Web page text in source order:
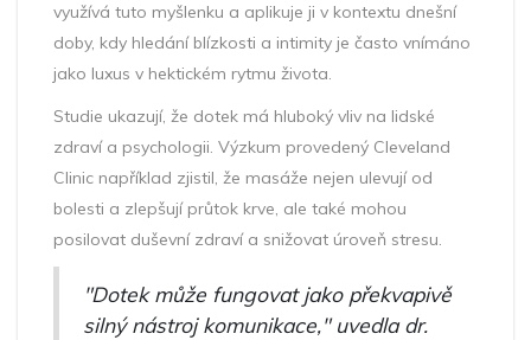
využívá tuto myšlenku a aplikuje ji v kontextu dnešní
doby, kdy hledání blízkosti a intimity je často vnímáno
jako luxus v hektickém rytmu života.
Studie ukazují, že dotek má hluboký vliv na lidské
zdraví a psychologii. Výzkum provedený Cleveland
Clinic například zjistil, že masáže nejen ulevují od
bolesti a zlepšují průtok krve, ale také mohou
posilovat duševní zdraví a snižovat úroveň stresu.
"Dotek může fungovat jako překvapivě
silný nástroj komunikace," uvedla dr.